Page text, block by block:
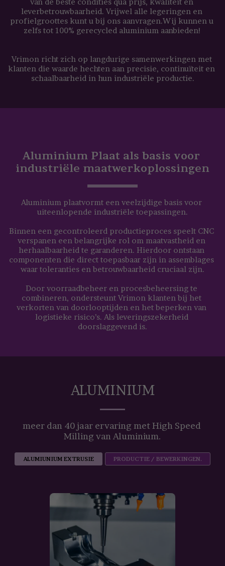
leverbetrouwbaarheid. Vrijwel alle legeringen en
profielgroottes kunt u bij ons aanvragen.Wij kunnen u
zelfs tot 100% gerecycled aluminium aanbieden!
Vrimon richt zich op langdurige samenwerkingen met
klanten die waarde hechten aan precisie, continuïteit en
schaalbaarheid in hun industriële productie.
Aluminium Plaat als basis voor
industriële maatwerkoplossingen
Aluminium plaatvormt een veelzijdige basis voor
uiteenlopende industriële toepassingen.
Binnen een gecontroleerd productieproces speelt CNC
verspanen een belangrijke rol om maatvastheid en
herhaalbaarheid te garanderen. Hierdoor ontstaan
componenten die direct toepasbaar zijn in assemblages
waar toleranties en betrouwbaarheid cruciaal zijn.
Door voorraadbeheer en procesbeheersing te
combineren, ondersteunt Vrimon klanten bij het
verkorten van doorlooptijden en het beperken van
logistieke risico’s. Als leveringszekerheid
doorslaggevend is.
ALUMINIUM
meer dan 40 jaar ervaring met High Speed
Milling van Aluminium.
ALUMIUNIUM EXTRUSIE PRODUCTIE / BEWERKINGEN.